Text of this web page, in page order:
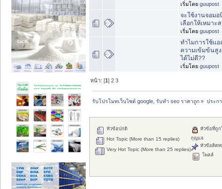
เริ่มโดย guupost
จะใช้งานจอมอ
เลือกให้เหมาะ
เริ่มโดย guupost
ทำไมการใช้แ
ความเข้มข้นสู
ได้ไม่ดี??
เริ่มโดย guupost
หน้า: [1]2 3
รับโปรโมทเว็บไซต์ google, รับทำ seo ราคาถูก » ประก
หัวข้อปกติ
Hot Topic (More than 15 replies)
Very Hot Topic (More than 25 replies)
หัวข้อที่ถูก
กุญแจ
หัวข้อติดห
โพลล์